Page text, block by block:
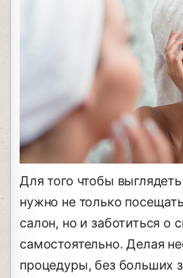
Для того чтобы
нужно не только
салон, но и заботиться о
самостоятельно. Делая
процедуры, без больших